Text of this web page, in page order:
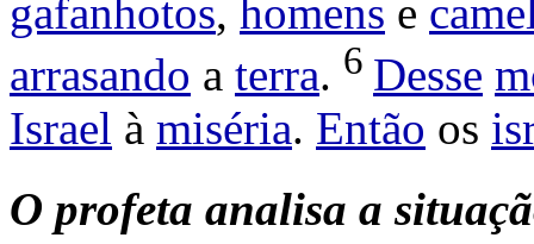
gafanhotos, homens e
arrasando a terra. 6 Desse
Israel à miséria. Então os
O profeta analisa a